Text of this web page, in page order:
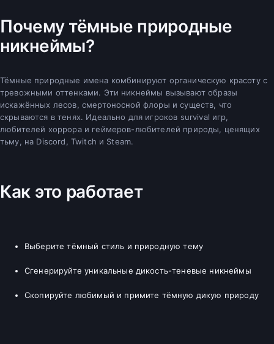
Почему тёмные природные
никнеймы?
Тёмные природные имена комбинируют органическую красоту с
тревожными оттенками. Эти никнеймы вызывают образы
искажённых лесов, смертоносной флоры и существ, что
скрываются в тенях. Идеально для игроков survival игр,
любителей хоррора и геймеров-любителей природы, ценящих
тьму, на Discord, Twitch и Steam.
Как это работает
Выберите тёмный стиль и природную тему
Сгенерируйте уникальные дикость-теневые никнеймы
Скопируйте любимый и примите тёмную дикую природу